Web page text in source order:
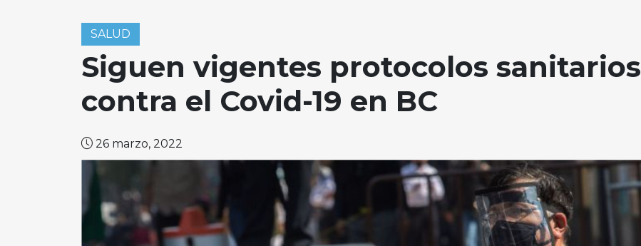
SALUD
Siguen vigentes protocolos sanitarios
contra el Covid-19 en BC
26 marzo, 2022